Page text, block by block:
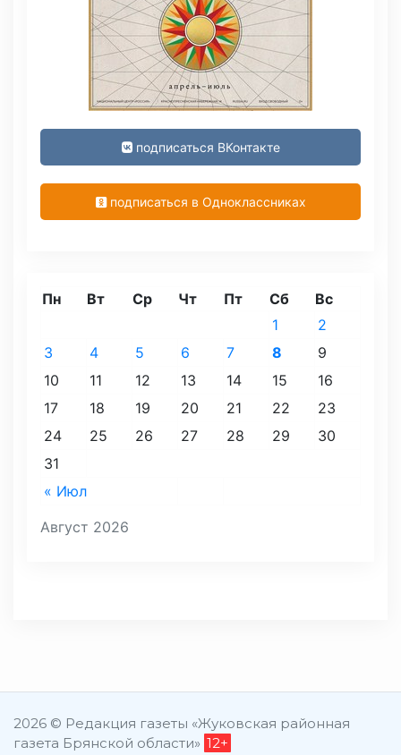
подписаться ВКонтакте
подписаться в Одноклассниках
Август 2026
Пн Вт Ср Чт Пт Сб Вс
« Июл
1
2
3
4 5 6 7 8
9
10
11 12 13 14 15
16
17
18 19 20 21 22
23
24
25 26 27 28 29
30
31
2026 © Редакция газеты «Жуковская районная
газета Брянской области» 12+